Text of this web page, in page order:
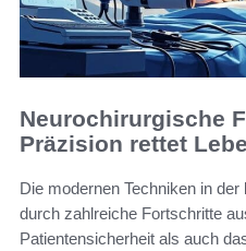
Neurochirurgische
Präzision rettet
Die modernen Techniken in der
durch zahlreiche Fortschritte
Patientensicherheit als auch